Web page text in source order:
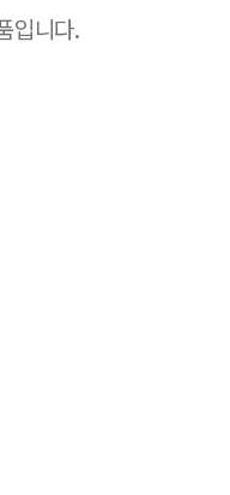
입니다.